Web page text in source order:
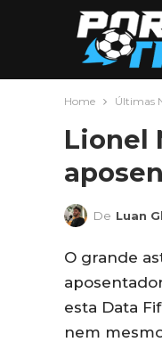
Home Últimas
Lionel
De Luan
O grande
esta Data
nem